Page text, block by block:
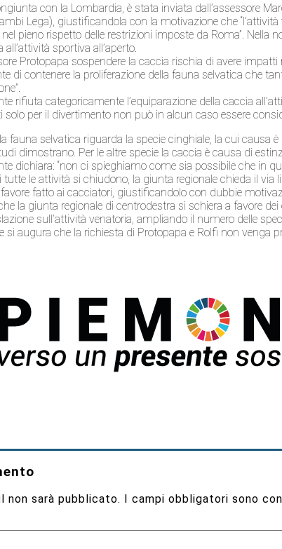
con la Lombardia, è stata inviata dall’assessore
Lega), giustificandola con la motivazione che “l’attività
pieno rispetto delle restrizioni imposte da Roma”. Nella
sportiva all’aperto.
Protopapa sospendere la caccia rischia di avere
di contenere la proliferazione della fauna selvatica che
rifiuta categoricamente l’equiparazione della caccia
solo per il divertimento non può in alcun caso essere
fauna selvatica riguarda la specie cinghiale, la cui causa
dimostrano. Per le altre specie la caccia è causa di
dichiara: “non ci spieghiamo come sia possibile che in
tutte le attività si chiudono, la giunta regionale chieda il via
fatto ai cacciatori, giustificandolo con dubbie
la giunta regionale di centrodestra si schiera a favore
sull’attività venatoria, ampliando il numero delle
si augura che la richiesta di Protopapa e Rolfi non venga
non sarà pubblicato. I campi obbligatori sono